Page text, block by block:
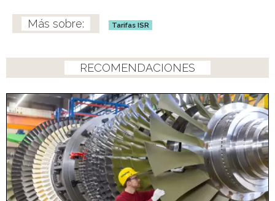
Tarifas ISR
RECOMENDACIONES